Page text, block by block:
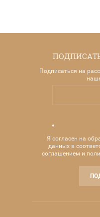
Подписаться на
Я согласен на
данных в
соглашением и